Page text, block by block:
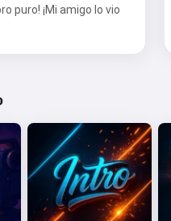
puro! ¡Mi amigo lo vio